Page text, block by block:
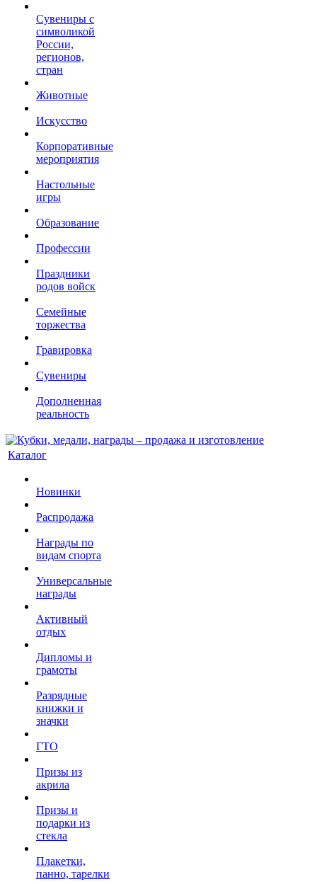
Сувениры с
символикой
России,
регионов,
стран
Животные
Искусство
Корпоративные
мероприятия
Настольные
игры
Образование
Профессии
Праздники
родов войск
Семейные
торжества
Гравировка
Сувениры
Дополненная
реальность
Каталог
Новинки
Распродажа
Награды по
видам спорта
Универсальные
награды
Активный
отдых
Дипломы и
грамоты
Разрядные
книжки и
значки
ГТО
Призы из
акрила
Призы и
подарки из
стекла
Плакетки,
панно, тарелки